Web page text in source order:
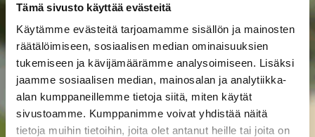
Tämä sivusto käyttää evästeitä
Käytämme evästeitä tarjoamamme sisällön ja mainosten
räätälöimiseen, sosiaalisen median ominaisuuksien
tukemiseen ja kävijämäärämme analysoimiseen. Lisäksi
jaamme sosiaalisen median, mainosalan ja analytiikka-
alan kumppaneillemme tietoja siitä, miten käytät
sivustoamme. Kumppanimme voivat yhdistää näitä
tietoja muihin tietoihin, joita olet antanut heille tai joita on